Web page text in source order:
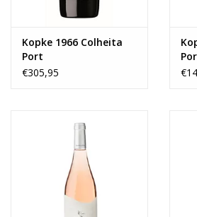
Kopke 1966 Colheita
Port
€305,95